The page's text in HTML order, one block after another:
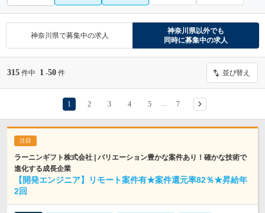
神奈川県で募集中の求人
神奈川県以外でも
同時に募集中の求人
315 件中 1 -50 件 並び替え
1 2 3 4 5 7
ラーニンギフト株式会社 | バリエーション豊かな案件あり！確かな技術で
進化する成長企業
【開発エンジニア】リモート案件有★案件還元率82％★昇給年
2回